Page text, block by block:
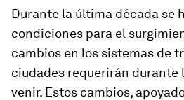
Durante la última década se
condiciones para el
cambios en los sistemas de
ciudades requerirán durante
venir. Estos cambios,